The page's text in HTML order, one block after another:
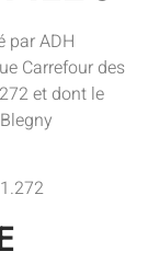
par ADH
Carrefour des
et dont le